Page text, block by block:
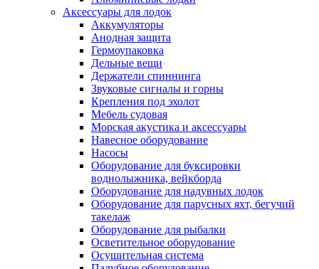
Аксессуары для лодок
Аккумуляторы
Анодная защита
Гермоупаковка
Дельные вещи
Держатели спиннинга
Звуковые сигналы и горны
Крепления под эхолот
Мебель судовая
Морская акустика и аксессуары
Навесное оборудование
Насосы
Оборудование для буксировки
воднолыжника, вейкборда
Оборудование для надувных лодок
Оборудование для парусных яхт, бегучий
такелаж
Оборудование для рыбалки
Осветительное оборудование
Осушительная система